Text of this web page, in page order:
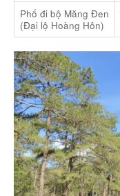
Phố đi bộ Măng Đen
(Đại lộ Hoàng Hôn)